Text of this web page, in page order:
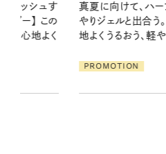
が香るひん
い季節に心
なボディケ
2026.07.21
【高山都さんが楽し
リーとの重ねづけも